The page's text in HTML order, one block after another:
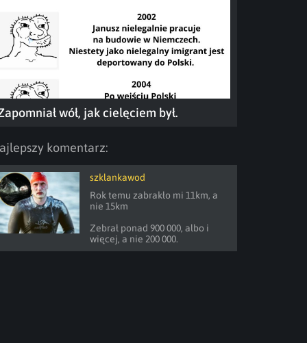
wół, jak cielęciem był.
komentarz:
szklankawod
Rok temu zabrakło mi 11km, a
nie 15km
Zebrał ponad 900 000, albo i
więcej, a nie 200 000.